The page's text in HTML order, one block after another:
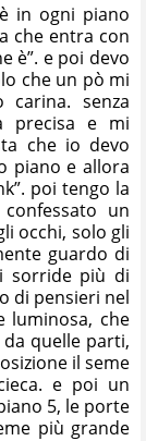
in ogni piano
che entra con
è”. e poi devo
che un pò mi
senza
precisa e mi
che io devo
piano e allora
poi tengo la
un
occhi, solo gli
guardo di
sorride più di
di pensieri nel
luminosa, che
quelle parti,
il seme
e poi un
5, le porte
più grande